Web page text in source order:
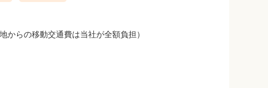
からの移動交通費は当社が全額負担）